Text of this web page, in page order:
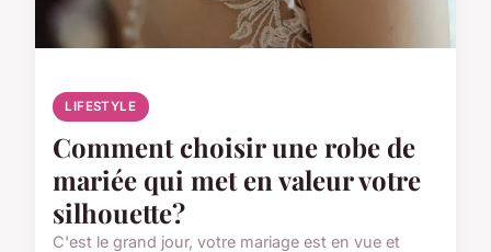
LIFESTYLE
Comment choisir une robe de
mariée qui met en valeur votre
silhouette?
C'est le grand jour, votre mariage est en vue et